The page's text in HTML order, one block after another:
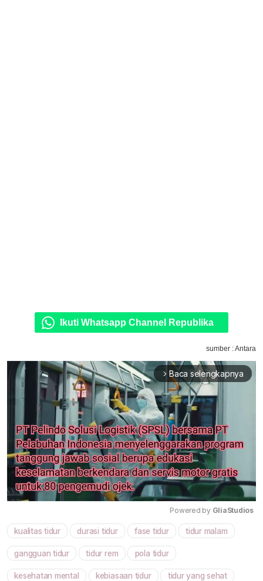
Ikuti Whatsapp Channel Republika
sumber : Antara
arrow_forward_ios Baca selengkapnya
Mute
Powered by GliaStudios
kualitas tidur durasi tidur fase tidur tidur malam
gangguan tidur tidur rem pola tidur
kesehatan mental kebiasaan tidur tidur yang sehat